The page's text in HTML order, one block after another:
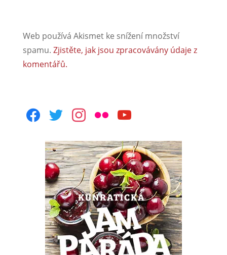
Web používá Akismet ke snížení množství
spamu. Zjistěte, jak jsou zpracovávány údaje z
komentářů.
facebooktwitterinstagram
flickr youtube